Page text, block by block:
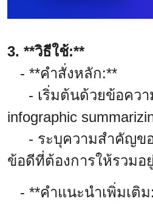
3. **วิธีใช้:**
- **คำสั่งหลัก:**
- เริ่มต้นด้วยข้อควา
infographic
- ระบุความสำคัญข
ข้อดีที่ต้องการให้รวมอ
- **คำแนะนำเพิ่มเติม